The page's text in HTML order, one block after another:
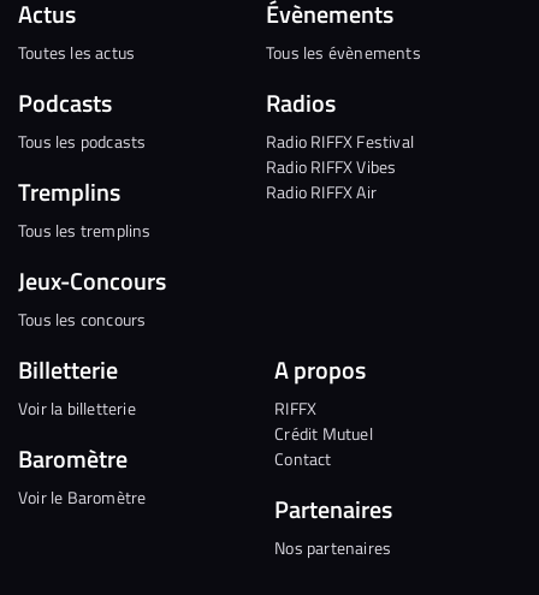
Actus
Toutes les actus
Podcasts
Tous les podcasts
Tremplins
Tous les tremplins
Jeux-Concours
Tous les concours
Évènements
Tous les évènements
Radios
Radio RIFFX Festival
Radio RIFFX Vibes
Radio RIFFX Air
Billetterie
Voir la billetterie
Baromètre
Voir le Baromètre
A propos
RIFFX
Crédit Mutuel
Contact
Partenaires
Nos partenaires